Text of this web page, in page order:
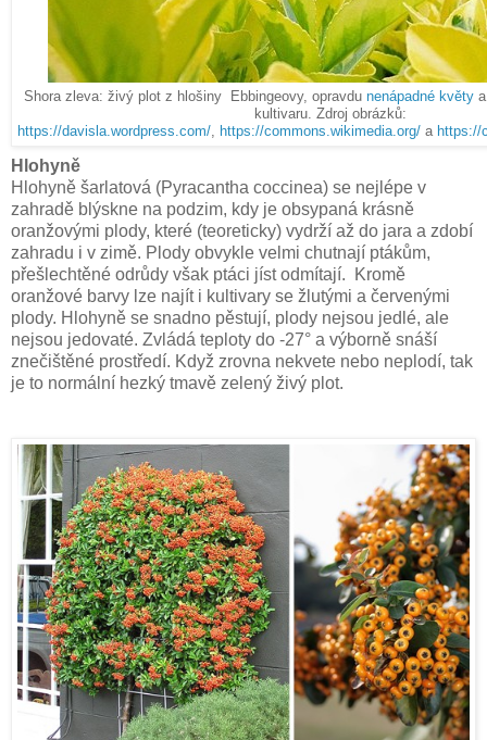
Shora zleva: živý plot z hlošiny Ebbingeovy, opravdu nenápadné květy
kultivaru. Zdroj obrázků:
https://davisla.wordpress.com/, https://commons.wikimedia.org/ a https://
Hlohyně
Hlohyně šarlatová (Pyracantha coccinea) se nejlépe v
zahradě blýskne na podzim, kdy je obsypaná krásně
oranžovými plody, které (teoreticky) vydrží až do jara a zdobí
zahradu i v zimě. Plody obvykle velmi chutnají ptákům,
přešlechtěné odrůdy však ptáci jíst odmítají. Kromě
oranžové barvy lze najít i kultivary se žlutými a červenými
plody. Hlohyně se snadno pěstují, plody nejsou jedlé, ale
nejsou jedovaté. Zvládá teploty do -27° a výborně snáší
znečištěné prostředí. Když zrovna nekvete nebo neplodí, tak
je to normální hezký tmavě zelený živý plot.